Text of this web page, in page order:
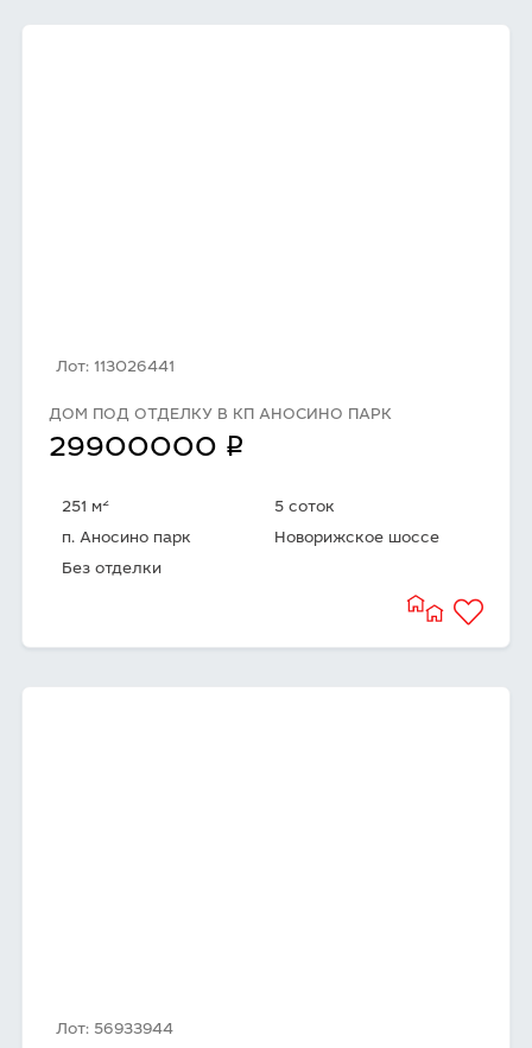
Лот: 113026441
ДОМ ПОД ОТДЕЛКУ В КП АНОСИНО ПАРК
29900000 q
251 м2
5 соток
п. Аносино парк
Новорижское шоссе
Без отделки
Лот: 56933944